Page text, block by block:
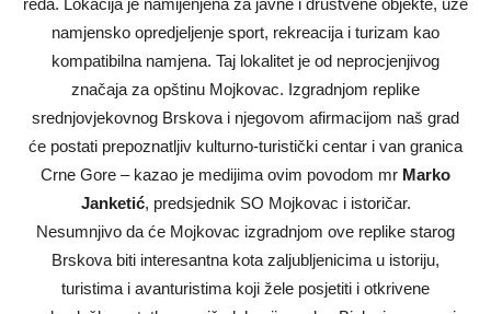
namjensko opredjeljenje sport, rekreacija i turizam kao
kompatibilna namjena. Taj lokalitet je od neprocjenjivog
značaja za opštinu Mojkovac. Izgradnjom replike
srednjovjekovnog Brskova i njegovom afirmacijom naš grad
će postati prepoznatljiv kulturno-turistički centar i van granica
Crne Gore – kazao je medijima ovim povodom mr Marko
Janketić, predsjednik SO Mojkovac i istoričar.
Nesumnjivo da će Mojkovac izgradnjom ove replike starog
Brskova biti interesantna kota zaljubljenicima u istoriju,
turistima i avanturistima koji žele posjetiti i otkrivene